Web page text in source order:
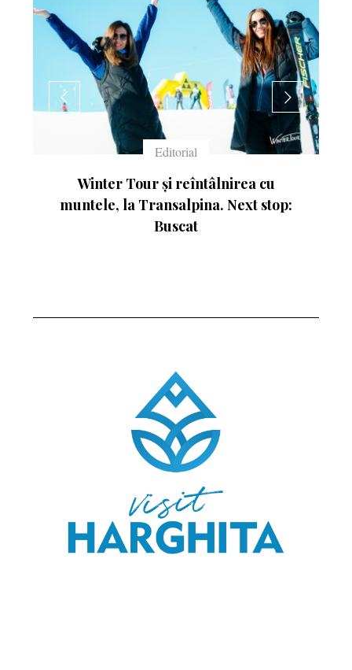
Echipament
Ce înseamnă numerele de pe schiuri